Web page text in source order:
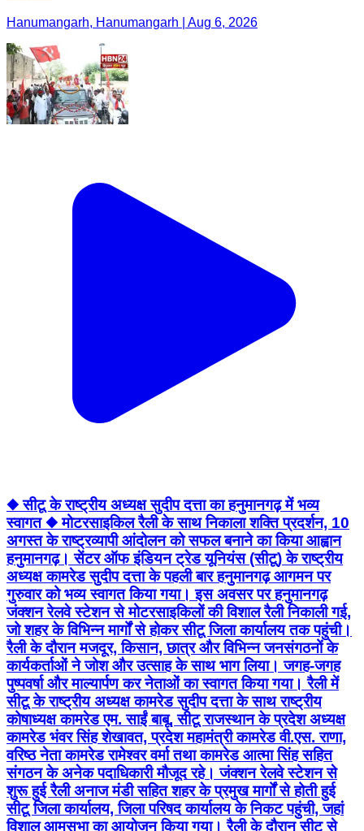
Hanumangarh, Hanumangarh | Aug 6, 2026
◆ सीटू के राष्ट्रीय अध्यक्ष सुदीप दत्ता का हनुमानगढ़ में भव्य
स्वागत ◆ मोटरसाइकिल रैली के साथ निकाला शक्ति प्रदर्शन, 10
अगस्त के राष्ट्रव्यापी आंदोलन को सफल बनाने का किया आह्वान
हनुमानगढ़। सेंटर ऑफ इंडियन ट्रेड यूनियंस (सीटू) के राष्ट्रीय
अध्यक्ष कामरेड सुदीप दत्ता के पहली बार हनुमानगढ़ आगमन पर
गुरुवार को भव्य स्वागत किया गया। इस अवसर पर हनुमानगढ़
जंक्शन रेलवे स्टेशन से मोटरसाइकिलों की विशाल रैली निकाली गई,
जो शहर के विभिन्न मार्गों से होकर सीटू जिला कार्यालय तक पहुंची।
रैली के दौरान मजदूर, किसान, छात्र और विभिन्न जनसंगठनों के
कार्यकर्ताओं ने जोश और उत्साह के साथ भाग लिया। जगह-जगह
पुष्पवर्षा और माल्यार्पण कर नेताओं का स्वागत किया गया। रैली में
सीटू के राष्ट्रीय अध्यक्ष कामरेड सुदीप दत्ता के साथ राष्ट्रीय
कोषाध्यक्ष कामरेड एम. साईं बाबू, सीटू राजस्थान के प्रदेश अध्यक्ष
कामरेड भंवर सिंह शेखावत, प्रदेश महामंत्री कामरेड वी.एस. राणा,
वरिष्ठ नेता कामरेड रामेश्वर वर्मा तथा कामरेड आत्मा सिंह सहित
संगठन के अनेक पदाधिकारी मौजूद रहे। जंक्शन रेलवे स्टेशन से
शुरू हुई रैली अनाज मंडी सहित शहर के प्रमुख मार्गों से होती हुई
सीटू जिला कार्यालय, जिला परिषद कार्यालय के निकट पहुंची, जहां
विशाल आमसभा का आयोजन किया गया। रैली के दौरान सीटू से